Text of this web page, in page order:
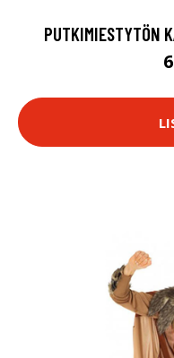
PUTKIMIESTYTÖN